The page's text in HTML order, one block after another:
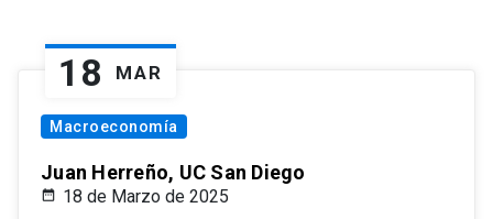
18 MAR
Macroeconomía
Juan Herreño, UC San Diego
18 de Marzo de 2025